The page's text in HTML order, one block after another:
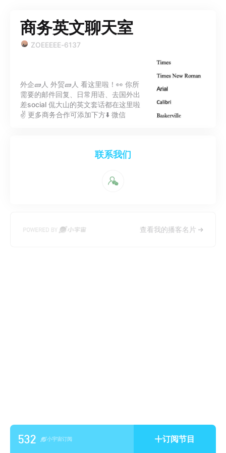
商务英文聊天室
ZOEEEEE-6137
外企🧱人 外贸🧱人 看这里啦！👀 你所
需要的邮件回复、日常用语、去国外出
差social 侃大山的英文套话都在这里啦
✌️ 更多商务合作可添加下方⬇️ 微信
联系我们
查看我的播客名片
532 小宇宙订阅 订阅节目